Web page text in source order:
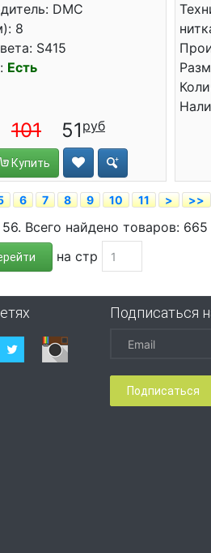
DMC
8
S415
Есть
101 51
Купить
6 7 8 9 10 11 > >>
Всего найдено товаров: 665
на стр
Подписаться
Подписаться